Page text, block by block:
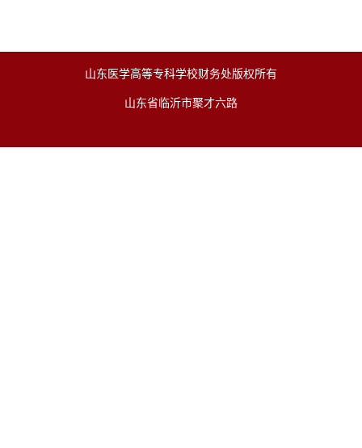
山东医学高等专科学校财务处版权所有
山东省临沂市聚才六路